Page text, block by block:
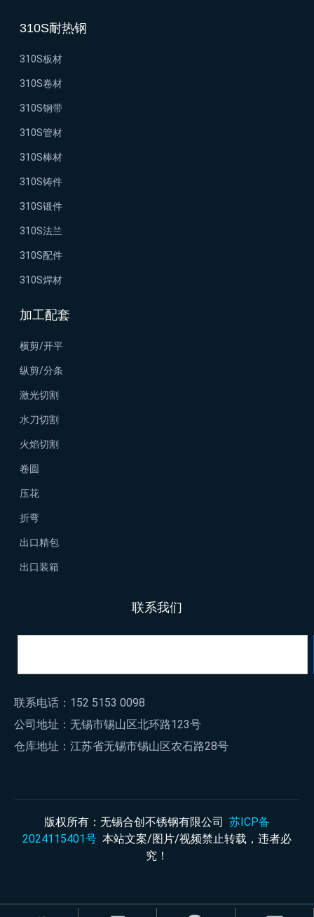
310S耐热钢
310S板材
310S卷材
310S钢带
310S管材
310S棒材
310S铸件
310S锻件
310S法兰
310S配件
310S焊材
加工配套
横剪/开平
纵剪/分条
激光切割
水刀切割
火焰切割
卷圆
压花
折弯
出口精包
出口装箱
联系我们
联系电话：152 5153 0098
公司地址：无锡市锡山区北环路123号
仓库地址：江苏省无锡市锡山区农石路28号
版权所有：无锡合创不锈钢有限公司 苏ICP备
2024115401号 本站文案/图片/视频禁止转载，违者必
究！